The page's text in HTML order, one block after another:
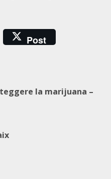
Post
la marijuana –